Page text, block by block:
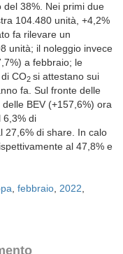
38%. Nei primi due
104.480 unità, +4,2%
fa rilevare un
unità; il noleggio invece
a febbraio; le
CO2 si attestano sui
fa. Sul fronte delle
BEV (+157,6%) ora
6,3% di
27,6% di share. In calo
al 47,8% e
febbraio 2022